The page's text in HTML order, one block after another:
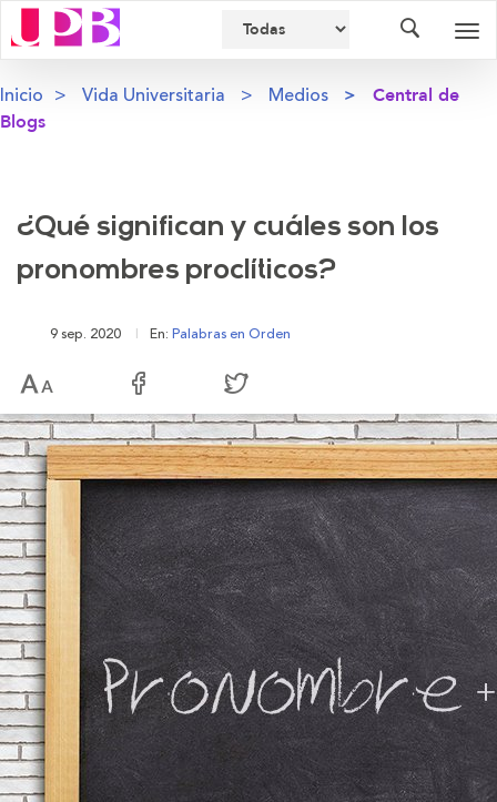
Inicio Vida Universitaria Medios
Central de
Blogs
¿Qué significan y cuáles son los
pronombres proclíticos?
9 sep. 2020 En: Palabras en Orden